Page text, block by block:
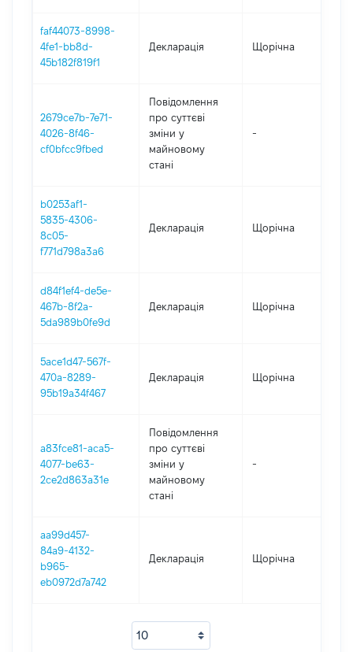
faf44073-8998-
4fe1-bb8d-
45b182f819f1
Декларація Щорічна
2679ce7b-7e71-
4026-8f46-
cf0bfcc9fbed
Повідомлення
про суттєві
зміни y
майновому
стані
-
b0253af1-
5835-4306-
8c05-
f771d798a3a6
Декларація Щорічна
d84f1ef4-de5e-
467b-8f2a-
5da989b0fe9d
Декларація Щорічна
5ace1d47-567f-
470a-8289-
95b19a34f467
Декларація Щорічна
a83fce81-aca5-
4077-be63-
2ce2d863a31e
Повідомлення
про суттєві
зміни y
майновому
стані
-
aa99d457-
84a9-4132-
b965-
eb0972d7a742
Декларація Щорічна